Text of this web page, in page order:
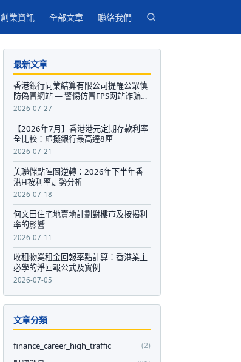
創業資訊 全部文章 聯絡我們
最新文章
香港銀行同業結算有限公司提醒公眾慎
防偽冒網站 — 警惕仿冒FPS网站诈骗，
保护个人资金安全
2026-07-27
【2026年7月】香港港元定期存款利率
全比較：虛擬銀行最高達8厘
2026-07-21
美聯儲點陣圖逆轉：2026年下半年香
港H按利率走勢分析
2026-07-18
何文田住宅地賣地計劃對樓市及按揭利
率的影響
2026-07-11
收租物業租金回報率點計算：香港業主
必學的淨回報公式及實例
2026-07-05
文章分類
finance_career_high_traffic (2)